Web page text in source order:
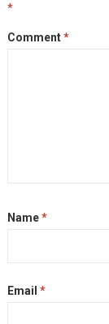
*
Comment*
Name*
Email *